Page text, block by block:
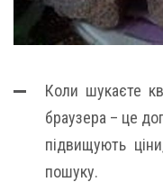
Коли шукаєте
браузера – це
підвищують
пошуку.